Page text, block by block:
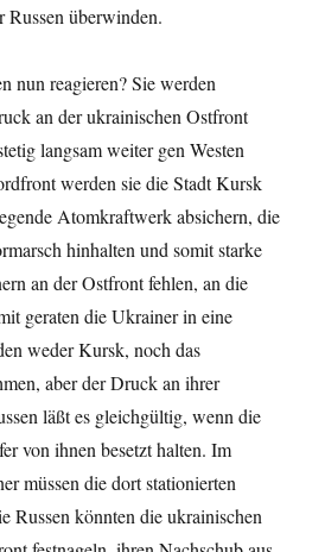
Russen überwinden.
nun reagieren? Sie werden
an der ukrainischen Ostfront
langsam weiter gen Westen
werden sie die Stadt Kursk
Atomkraftwerk absichern, die
hinhalten und somit starke
an der Ostfront fehlen, an die
geraten die Ukrainer in eine
weder Kursk, noch das
aber der Druck an ihrer
läßt es gleichgültig, wenn die
von ihnen besetzt halten. Im
müssen die dort stationierten
Russen könnten die ukrainischen